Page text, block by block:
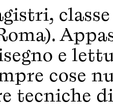
classe
e
cose
tecniche